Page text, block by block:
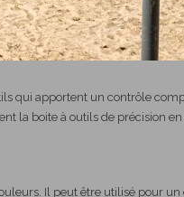
qui apportent un contrôle
la boite à outils de précision
Il peut être utilisé pour